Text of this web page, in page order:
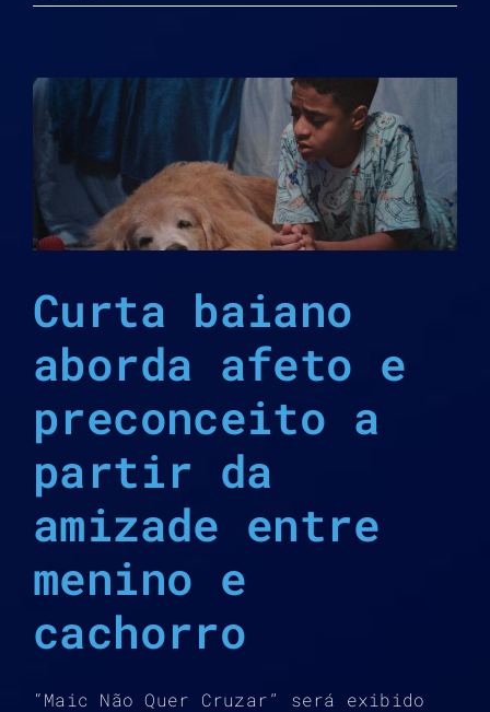
Curta baiano
aborda afeto e
preconceito a
partir da
amizade entre
menino e
cachorro
“Maic Não Quer Cruzar” será exibido